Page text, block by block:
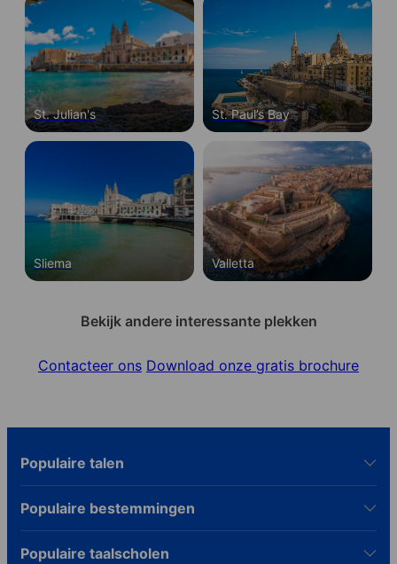
St. Julian's St. Paul’s Bay
Sliema Valletta
Bekijk andere interessante plekken
Contacteer ons Download onze gratis brochure
Populaire talen
Populaire bestemmingen
Populaire taalscholen